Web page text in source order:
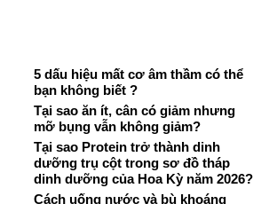
5 dấu hiệu mất cơ âm thầm có thể
bạn không biết ?
Tại sao ăn ít, cân có giảm nhưng
mỡ bụng vẫn không giảm?
Tại sao Protein trở thành dinh
dưỡng trụ cột trong sơ đồ tháp
dinh dưỡng của Hoa Kỳ năm 2026?
Cách uống nước và bù khoáng